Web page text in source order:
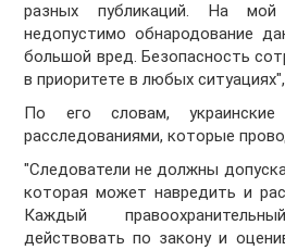
разных публикаций. На мой
недопустимо обнародование
большой вред. Безопасность
в приоритете в любых
По его словам, украинские
расследованиями, которые
"Следователи не должны
которая может навредить и
Каждый
действовать по закону и